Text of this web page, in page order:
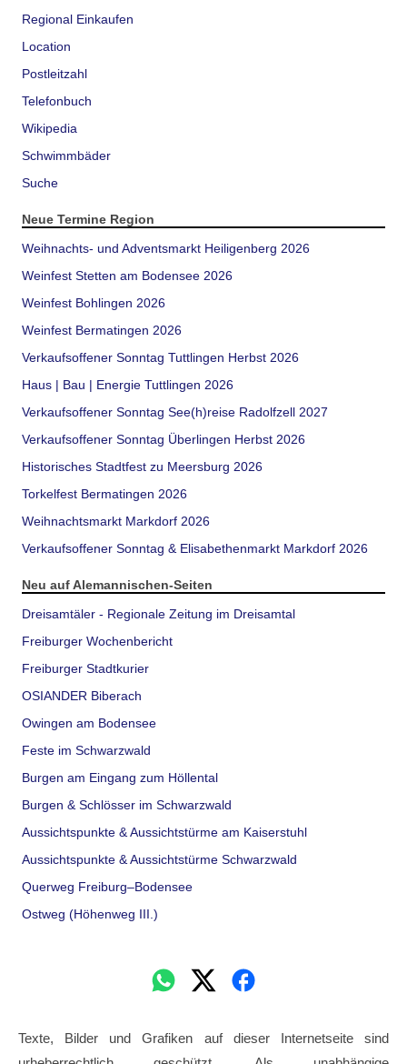
Regional Einkaufen
Location
Postleitzahl
Telefonbuch
Wikipedia
Schwimmbäder
Suche
Neue Termine Region
Weihnachts- und Adventsmarkt Heiligenberg 2026
Weinfest Stetten am Bodensee 2026
Weinfest Bohlingen 2026
Weinfest Bermatingen 2026
Verkaufsoffener Sonntag Tuttlingen Herbst 2026
Haus | Bau | Energie Tuttlingen 2026
Verkaufsoffener Sonntag See(h)reise Radolfzell 2027
Verkaufsoffener Sonntag Überlingen Herbst 2026
Historisches Stadtfest zu Meersburg 2026
Torkelfest Bermatingen 2026
Weihnachtsmarkt Markdorf 2026
Verkaufsoffener Sonntag & Elisabethenmarkt Markdorf 2026
Neu auf Alemannischen-Seiten
Dreisamtäler - Regionale Zeitung im Dreisamtal
Freiburger Wochenbericht
Freiburger Stadtkurier
OSIANDER Biberach
Owingen am Bodensee
Feste im Schwarzwald
Burgen am Eingang zum Höllental
Burgen & Schlösser im Schwarzwald
Aussichtspunkte & Aussichtstürme am Kaiserstuhl
Aussichtspunkte & Aussichtstürme Schwarzwald
Querweg Freiburg–Bodensee
Ostweg (Höhenweg III.)
Texte, Bilder und Grafiken auf dieser Internetseite sind